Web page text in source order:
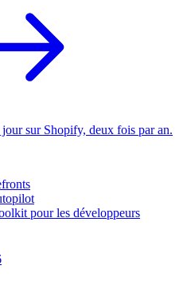
jour sur Shopify, deux fois par an.
pour les développeurs